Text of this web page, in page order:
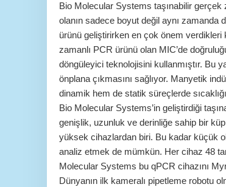
Bio Molecular Systems taşınabilir
olanın sadece boyut değil aynı zamanda
ürünü geliştirirken en çok önem
zamanlı PCR ürünü olan MIC’de
döngüleyici teknolojisini kullanmıştır. Bu
önplana çıkmasını sağlıyor. Manyetik
dinamik hem de statik süreçlerde
Bio Molecular Systems’in geliştirdiği
genişlik, uzunluk ve derinliğe sahip bir
yüksek cihazlardan biri. Bu kadar küçük
analiz etmek de mümkün. Her cihaz 48
Molecular Systems bu qPCR cihazını
Dünyanın ilk kameralı pipetleme robotu